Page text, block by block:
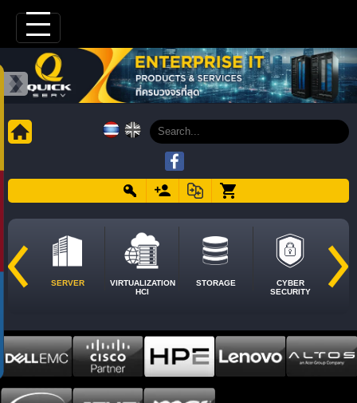
SERVER
VIRTUALIZATION
HCI
STORAGE
CYBER
SECURITY